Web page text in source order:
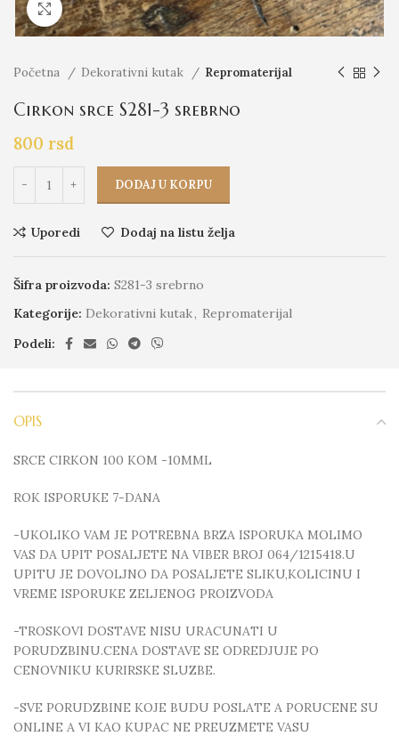
Click to enlarge
Početna Dekorativni kutak Repromaterijal
Cirkon srce S281-3 srebrno
800 rsd
DODAJ U KORPU
Uporedi Dodaj na listu želja
Šifra proizvoda: S281-3 srebrno
Kategorije: Dekorativni kutak, Repromaterijal
Podeli:
OPIS
SRCE CIRKON 100 KOM -10MML
ROK ISPORUKE 7-DANA
-UKOLIKO VAM JE POTREBNA BRZA ISPORUKA MOLIMO
VAS DA UPIT POSALJETE NA VIBER BROJ 064/1215418.U
UPITU JE DOVOLJNO DA POSALJETE SLIKU,KOLICINU I
VREME ISPORUKE ZELJENOG PROIZVODA
-TROSKOVI DOSTAVE NISU URACUNATI U
PORUDZBINU.CENA DOSTAVE SE ODREDJUJE PO
CENOVNIKU KURIRSKE SLUZBE.
-SVE PORUDZBINE KOJE BUDU POSLATE A PORUCENE SU
ONLINE A VI KAO KUPAC NE PREUZMETE VASU